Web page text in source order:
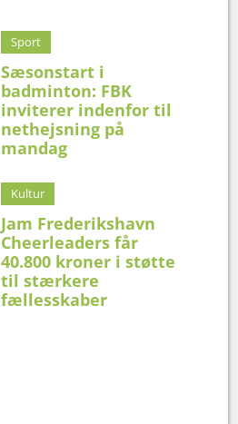
Sport
Sæsonstart i
badminton: FBK
inviterer indenfor til
nethejsning på
mandag
Kultur
Jam Frederikshavn
Cheerleaders får
40.800 kroner i støtte
til stærkere
fællesskaber